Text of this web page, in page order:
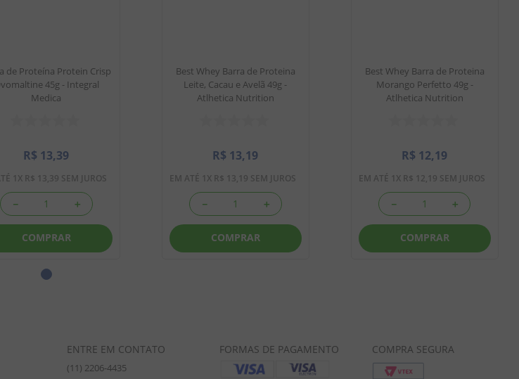
de Proteína Protein Crisp
45g - Integral
Medica
R$ 13,39
1 X R$ 13,39 SEM JUROS
＋
－
COMPRAR
Best Whey Barra de Proteina
Leite, Cacau e Avelã 49g -
Atlhetica Nutrition
R$ 13,19
EM ATÉ 1 X R$ 13,19 SEM JUROS
＋
－
COMPRAR
Best Whey Barra de Proteina
Morango Perfetto 49g -
Atlhetica Nutrition
R$ 12,19
EM ATÉ 1 X R$ 12,19 SEM JUROS
＋
－
COMPRAR
ENTRE EM CONTATO
(11) 2206-4435
FORMAS DE PAGAMENTO COMPRA SEGURA